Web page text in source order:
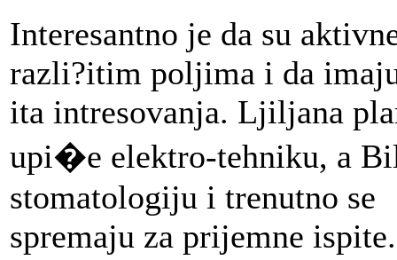
Interesantno je da su
razli?itim poljima i da
ita intresovanja. Ljiljana
upi�e elektro-tehniku, a
stomatologiju i trenutno se
spremaju za prijemne ispite.